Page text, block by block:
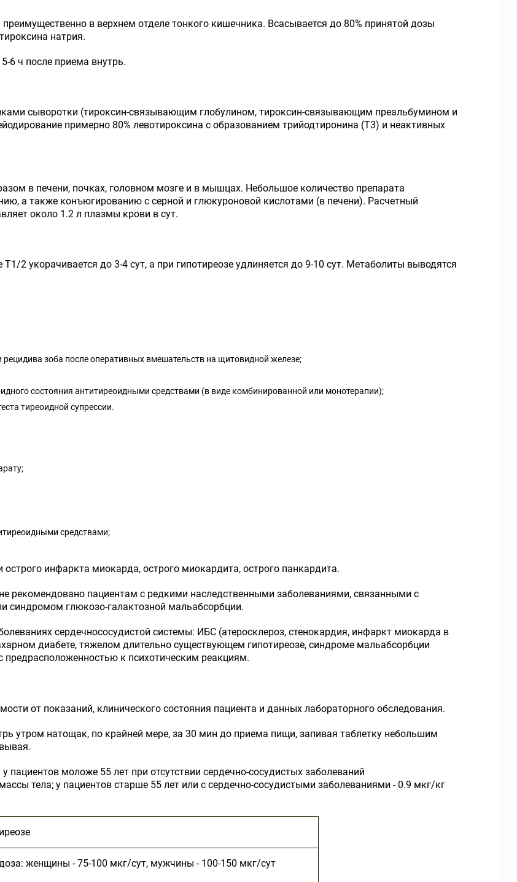
в верхнем отделе тонкого кишечника. Всасывается до 80% принятой дозы
натрия.
6 ч после приема внутрь.
сыворотки (тироксин-связывающим глобулином, тироксин-связывающим преальбумином и
примерно 80% левотироксина с образованием трийодтиронина (Т3) и неактивных
в печени, почках, головном мозге и в мышцах. Небольшое количество препарата
а также конъюгированию с серной и глюкуроновой кислотами (в печени). Расчетный
около 1.2 л плазмы крови в сут.
2 укорачивается до 3-4 сут, а при гипотиреозе удлиняется до 9-10 сут. Метаболиты выводятся
зоба после оперативных вмешательств на щитовидной железе;
состояния антитиреоидными средствами (в виде комбинированной или монотерапии);
тиреоидной супрессии.
средствами;
инфаркта миокарда, острого миокардита, острого панкардита.
рекомендовано пациентам с редкими наследственными заболеваниями, связанными с
синдромом глюкозо-галактозной мальабсорбции.
сердечно­сосудистой системы: ИБС (атеросклероз, стенокардия, инфаркт миокарда в
диабете, тяжелом длительно существующем гипотиреозе, синдроме мальабсорбции
предрасположенностью к психотическим реакциям.
от показаний, клинического состояния пациента и данных лабораторного обследования.
утром натощак, по крайней мере, за 30 мин до приема пищи, запивая таблетку небольшим
пациентов моложе 55 лет при отсутствии сердечно-сосудистых заболеваний
тела; у пациентов старше 55 лет или с сердечно-сосудистыми заболеваниями - 0.9 мкг/кг
женщины - 75-100 мкг/сут, мужчины - 100-150 мкг/сут